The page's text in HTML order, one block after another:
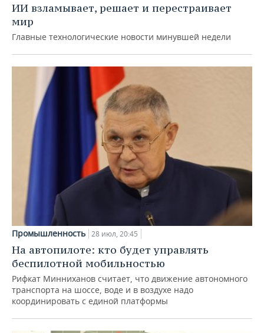
ИИ взламывает, решает и перестраивает
мир
Главные технологические новости минувшей недели
Промышленность 28 июл, 20:45
На автопилоте: кто будет управлять
беспилотной мобильностью
Рифкат Минниханов считает, что движение автономного
транспорта на шоссе, воде и в воздухе надо
координировать с единой платформы